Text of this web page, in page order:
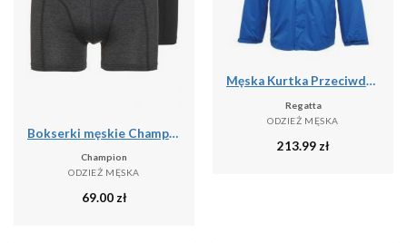
Bokserki męskie Champion 2 szt.
Champion
ODZIEŻ MĘSKA
69.00zł
Męska Kurtka Przeciwdeszczowa Ardmore
Regatta
ODZIEŻ MĘSKA
213.99 zł